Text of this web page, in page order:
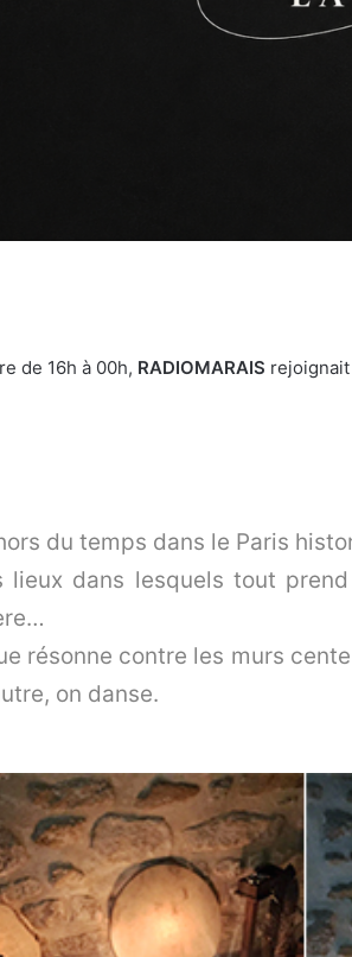
de 16h à 00h, RADIOMARAIS
du temps dans le Paris
lieux dans lesquels tout
résonne contre les murs
on danse.